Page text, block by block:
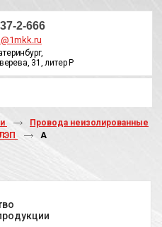
2-666
31, литер Р
Провода неизолированные
А